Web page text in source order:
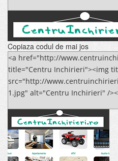
Copiaza codul de mai jos
<a href="http://
title="Centru Inchirieri"><img
src="http://
1.jpg" alt="Centru Inchirieri" /